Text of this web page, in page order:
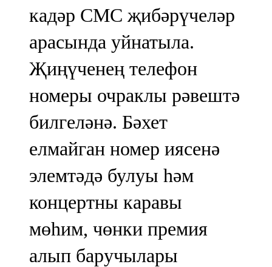
кадәр СМС җибәрүчеләр
арасында уйнатыла.
Җиңүченең телефон
номеры очраклы рәвештә
билгеләнә. Бәхет
елмайган номер иясенә
элемтәдә булуы һәм
концертны каравы
мөһим, чөнки премия
алып баручылары